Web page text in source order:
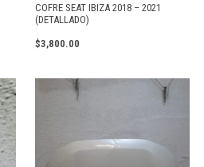
COFRE SEAT IBIZA 2018 – 2021
(DETALLADO)
$3,800.00